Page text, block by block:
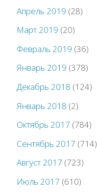
Апрель 2019 (28)
Март 2019 (20)
Февраль 2019 (36)
Январь 2019 (378)
Декабрь 2018 (124)
Январь 2018 (2)
Октябрь 2017 (784)
Сентябрь 2017 (714)
Август 2017 (723)
Июль 2017 (610)